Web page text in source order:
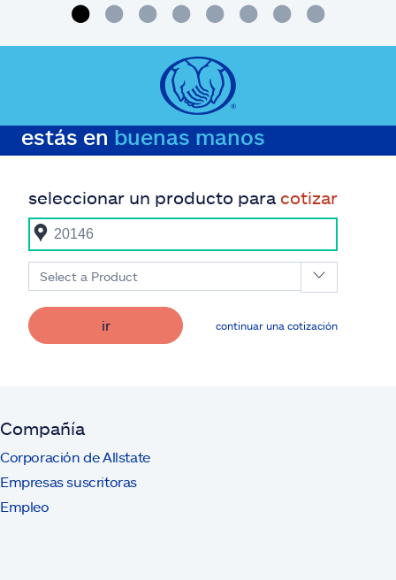
estás en buenas manos
seleccionar un producto para cotizar
Select a Product
ir continuar una cotización
Compañía
Corporación de Allstate
Empresas suscritoras
Empleo